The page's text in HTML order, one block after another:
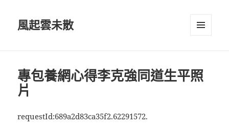
風起雲未散
專包養網心得李克強同道生平照
片
requestId:689a2d83ca35f2.62291572.